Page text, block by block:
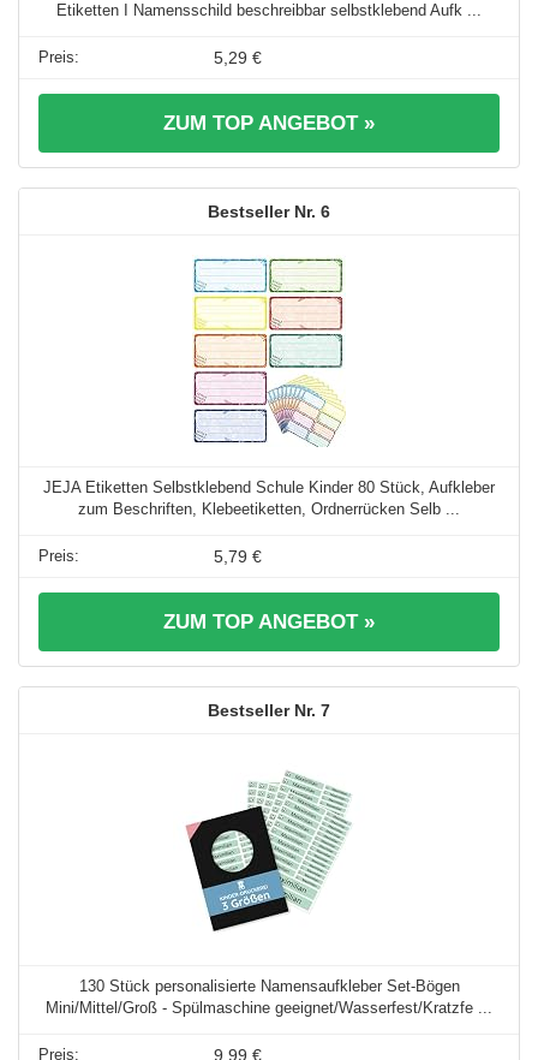
Etiketten I Namensschild beschreibbar selbstklebend Aufk ...
5,29 €
ZUM TOP ANGEBOT »
6
JEJA Etiketten Selbstklebend Schule Kinder 80 Stück, Aufkleber
zum Beschriften, Klebeetiketten, Ordnerrücken Selb ...
5,79 €
ZUM TOP ANGEBOT »
7
130 Stück personalisierte Namensaufkleber Set-Bögen
Mini/Mittel/Groß - Spülmaschine geeignet/Wasserfest/Kratzfe ...
9,99 €